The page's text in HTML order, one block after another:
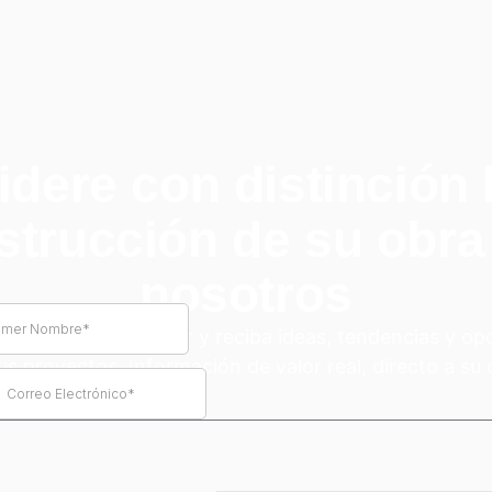
nosotros
a nuestro newsletter y reciba ideas, tendencias y
proyectos. Información de valor real, directo a su